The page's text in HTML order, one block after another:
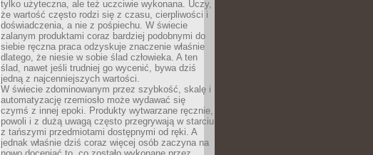
tylko użyteczna, ale też uczciwie wykonana. Uczy,
że wartość często rodzi się z czasu, cierpliwości i
doświadczenia, a nie z pośpiechu. W świecie
zalanym produktami coraz bardziej podobnymi do
siebie ręczna praca odzyskuje znaczenie właśnie
dlatego, że niesie w sobie ślad człowieka. A ten
ślad, nawet jeśli trudniej go wycenić, bywa dziś
jedną z najcenniejszych wartości.
W świecie zdominowanym przez szybkość, skalę i
automatyzację rzemiosło może wydawać się
czymś z innej epoki. Produkty wytwarzane ręcznie,
powoli i z dużą uwagą często przegrywają w starciu
z tańszymi przedmiotami dostępnymi od ręki. A
jednak właśnie dziś coraz więcej osób zaczyna na